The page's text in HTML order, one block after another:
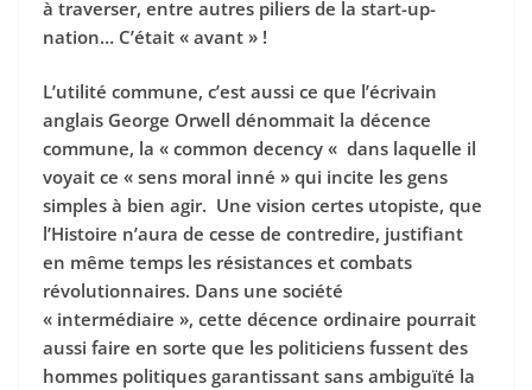
à traverser, entre autres piliers de la start-up-
nation… C’était « avant » !
L’utilité commune, c’est aussi ce que l’écrivain
anglais George Orwell dénommait la décence
commune, la « common decency « dans laquelle il
voyait ce « sens moral inné » qui incite les gens
simples à bien agir. Une vision certes utopiste, que
l’Histoire n’aura de cesse de contredire, justifiant
en même temps les résistances et combats
révolutionnaires. Dans une société
« intermédiaire », cette décence ordinaire pourrait
aussi faire en sorte que les politiciens fussent des
hommes politiques garantissant sans ambiguïté la